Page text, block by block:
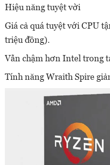
Hiệu năng tuyệt vời
Giá cả quá tuyệt với CPU
triệu đồng).
Vẫn chậm hơn Intel trong
Tính năng Wraith Spire